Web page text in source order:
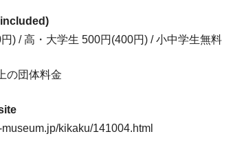
) / 高・大学生 500円(400円) / 小中学生無料
の団体料金
kikaku/141004.html